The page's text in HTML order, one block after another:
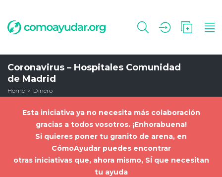
Coronavirus – Hospitales Comunidad
de Madrid
Home Dinero
Esta iniciativa ya no necesita más colaboración
gracias a todos vosotros. ¡Enhorabuena!
Si quieres poner tu granito de arena, en
CómoAyudar puedes encontrar
otras iniciativas que, ahora mismo, SÍ que necesitan
tu ayuda